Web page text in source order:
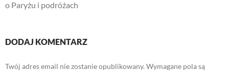
o Paryżu i podróżach
DODAJ KOMENTARZ
Twój adres email nie zostanie opublikowany. Wymagane pola są